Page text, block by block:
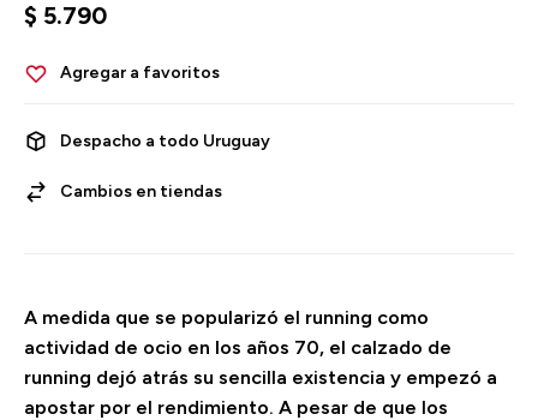
$ 5.790
Despacho a todo Uruguay
Cambios en tiendas
A medida que se popularizó el running como
actividad de ocio en los años 70, el calzado de
running dejó atrás su sencilla existencia y empezó a
apostar por el rendimiento. A pesar de que los